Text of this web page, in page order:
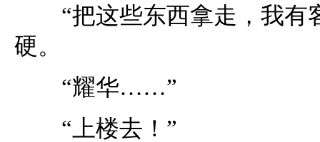
“把这些东西拿走，我有
硬。
“耀华……”
“上楼去！”